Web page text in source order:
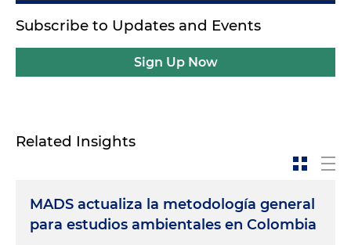
Subscribe to Updates and Events
Sign Up Now
Related Insights
MADS actualiza la metodología general
para estudios ambientales en Colombia